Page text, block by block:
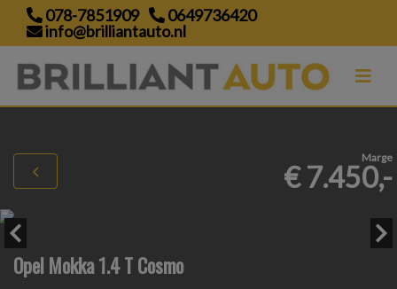
078-7851909
0649736420
info@brilliantauto.nl
Marge
€ 7.450,-
Opel Mokka 1.4 T Cosmo